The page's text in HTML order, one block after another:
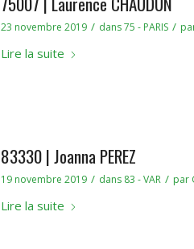
23 novembre 2019 / dans75 - PARIS /
Lire la suite
83330 | Joanna PEREZ
19 novembre 2019 / dans 83 - VAR / par
Lire la suite